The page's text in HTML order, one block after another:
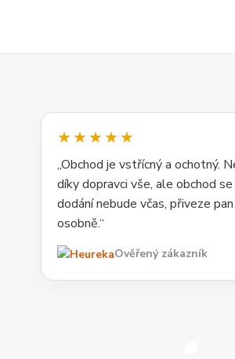
★★★★★
„Obchod je vstřícný a ochotný.
díky dopravci vše, ale obchod
dodání nebude včas, přiveze
osobně.“
Ověřený zákazník